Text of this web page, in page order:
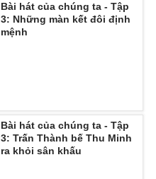
Bài hát của chúng ta - Tập
3: Những màn kết đôi định
mệnh
Bài hát của chúng ta - Tập
3: Trấn Thành bế Thu Minh
ra khỏi sân khấu